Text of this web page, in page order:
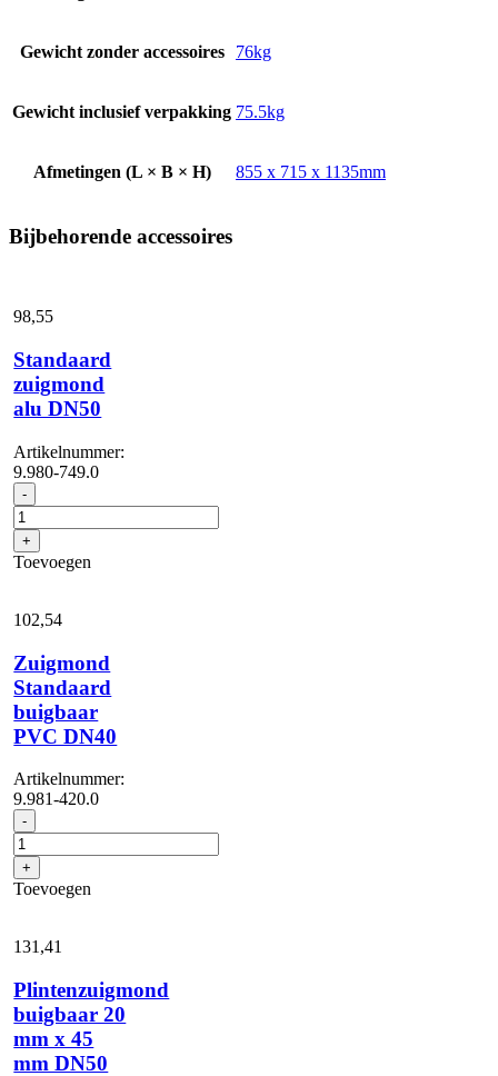
Gewicht zonder accessoires 76kg
Gewicht inclusief verpakking 75.5kg
Afmetingen (L × B × H) 855 x 715 x 1135mm
Bijbehorende accessoires
98,55
Standaard
zuigmond
alu DN50
Artikelnummer:
9.980-749.0
- Standaard
zuigmond
alu
DN50
aantal
+
Toevoegen
102,54
Zuigmond
Standaard
buigbaar
PVC DN40
Artikelnummer:
9.981-420.0
- Zuigmond
Standaard
buigbaar
PVC
DN40
+
Toevoegen
131,41
Plintenzuigmond
buigbaar 20
mm x 45
mm DN50